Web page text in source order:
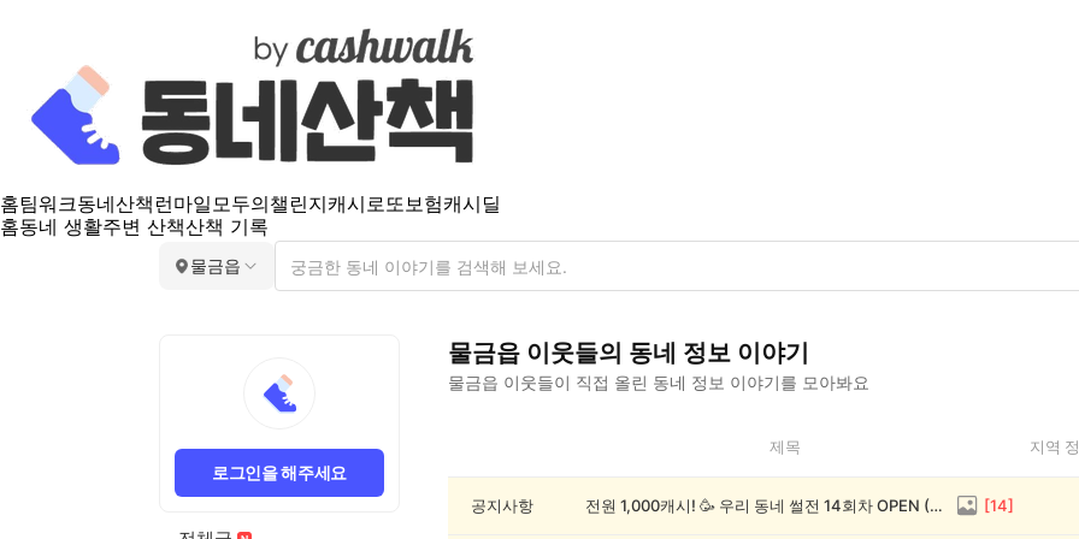
홈팀워크동네산책 런마일모두의챌린지캐시로또보험캐시딜
홈동네 생활주변 산책산책 기록
물금읍
로그인을 해주세요
물금읍 이웃들의 동네 정보 이야기
물금읍 이웃들이 직접 올린 동네 정보 이야기를 모아봐요
읍
제목 지역
공지사항 전원 1,000캐시! 🥳 우리 동네 썰전 14회차 OPEN (~8/17) [14]